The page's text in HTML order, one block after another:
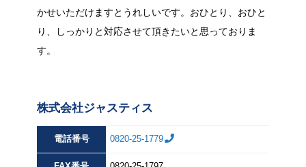
かせいただけますとうれしいです。おひとり、おひと
り、しっかりと対応させて頂きたいと思っておりま
す。
株式会社ジャスティス
電話番号 0820-25-1779